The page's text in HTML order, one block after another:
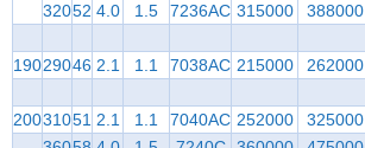
32052 4.0 1.5 7236AC 315000 388000
19029046 2.1 1.1 7038AC 215000 262000
20031051 2.1 1.1 7040AC 252000 325000